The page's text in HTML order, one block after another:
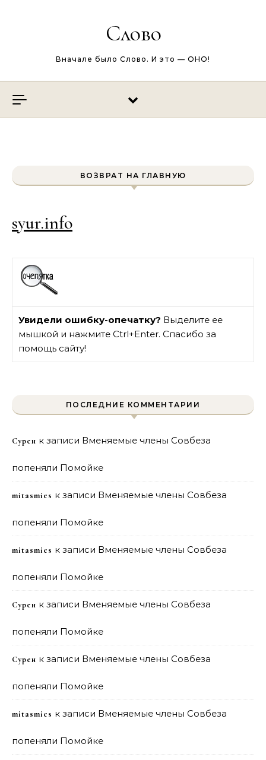
Слово
Вначале было Слово. И это — ОНО!
ВОЗВРАТ НА ГЛАВНУЮ
syur.info
Увидели ошибку-опечатку? Выделите ее
мышкой и нажмите Ctrl+Enter. Спасибо за
помощь сайту!
ПОСЛЕДНИЕ КОММЕНТАРИИ
Сурен к записи Вменяемые члены Совбеза
попеняли Помойке
mitasmies к записи Вменяемые члены Совбеза
попеняли Помойке
mitasmies к записи Вменяемые члены Совбеза
попеняли Помойке
Сурен к записи Вменяемые члены Совбеза
попеняли Помойке
Сурен к записи Вменяемые члены Совбеза
попеняли Помойке
mitasmies к записи Вменяемые члены Совбеза
попеняли Помойке